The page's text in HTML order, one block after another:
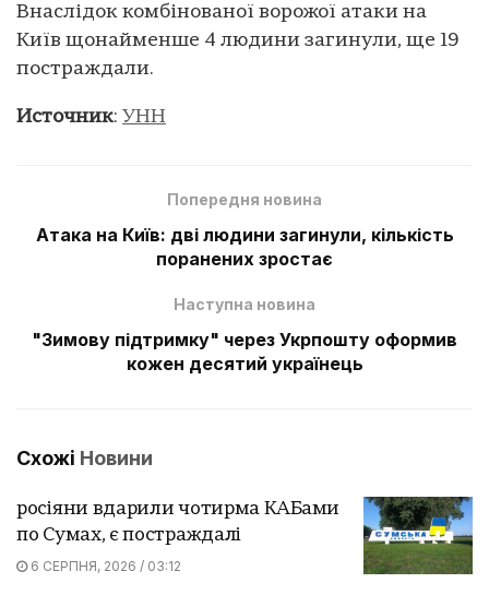
Внаслідок комбінованої ворожої атаки на
Київ щонайменше 4 людини загинули, ще 19
постраждали.
Источник: УНН
Попередня новина
Атака на Київ: дві людини загинули, кількість
поранених зростає
Наступна новина
"Зимову підтримку" через Укрпошту оформив
кожен десятий українець
Схожі Новини
росіяни вдарили чотирма КАБами
по Сумах, є постраждалі
6 СЕРПНЯ, 2026 / 03:12